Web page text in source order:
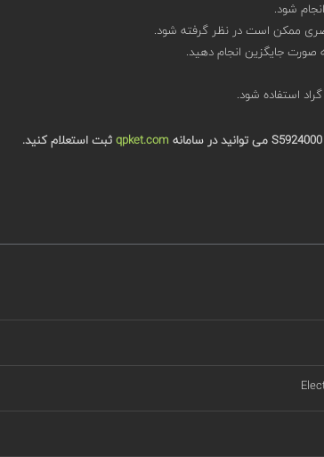
جایگزین انجام دهید.
qpket.comثبت استعلام کنید.